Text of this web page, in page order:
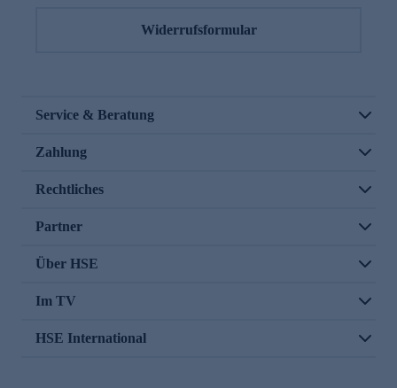
Widerrufsformular
Service & Beratung
Zahlung
Rechtliches
Partner
Über HSE
Im TV
HSE International